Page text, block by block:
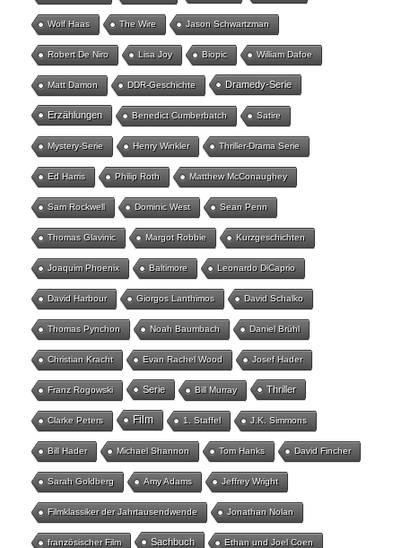
Wolf Haas The Wire Jason Schwartzman
Robert De Niro Lisa Joy Biopic William Dafoe
Matt Damon DDR-Geschichte Dramedy-Serie
Erzählungen Benedict Cumberbatch Satire
Mystery-Serie Henry Winkler Thriller-Drama Serie
Ed Harris Philip Roth Matthew McConaughey
Sam Rockwell Dominic West Sean Penn
Thomas Glavinic Margot Robbie Kurzgeschichten
Joaquim Phoenix Baltimore Leonardo DiCaprio
David Harbour Giorgos Lanthimos David Schalko
Thomas Pynchon Noah Baumbach Daniel Brühl
Christian Kracht Evan Rachel Wood Josef Hader
Franz Rogowski Serie Bill Murray Thriller
Clarke Peters Film 1. Staffel J.K. Simmons
Bill Hader Michael Shannon Tom Hanks David Fincher
Sarah Goldberg Amy Adams Jeffrey Wright
Filmklassiker der Jahrtausendwende Jonathan Nolan
französischer Film Sachbuch Ethan und Joel Coen